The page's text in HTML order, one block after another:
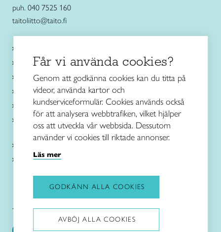
puh. 040 7525 160
taitoliitto@taito.fi
Ajankohtaista
Käsityöohjeet
Me olemme Taito
Paikallinen toiminta
Verkkokaupat
Kirjaudu Taitocampukseen
Taitoliitto: Taito-lehti:
Får vi använda cookies?
Genom att godkänna cookies kan du titta på
videor, använda kartor och
kundserviceformulär. Cookies används också
för att analysera webbtrafiken, vilket hjälper
oss att utveckla vår webbsida. Dessutom
använder vi cookies till riktade annonser.
Läs mer
GODKÄNN ALLA COOKIES
AVBÖJ ALLA COOKIES